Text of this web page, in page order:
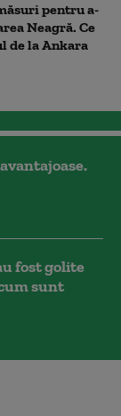
pentru a-
Neagră. Ce
de la Ankara
fost golite
sunt